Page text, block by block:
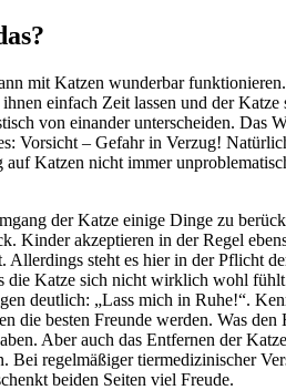
mit Katzen wunderbar
einfach Zeit lassen und der
von einander unterscheiden.
Vorsicht – Gefahr in Verzug!
auf Katzen nicht immer
der Katze einige Dinge zu
Kinder akzeptieren in der Regel
Allerdings steht es hier in der Pflicht
die Katze sich nicht wirklich wohl
deutlich: „Lass mich in Ruhe!“.
die besten Freunde werden. Was
Aber auch das Entfernen der
Bei regelmäßiger tiermedizinischer
beiden Seiten viel Freude.